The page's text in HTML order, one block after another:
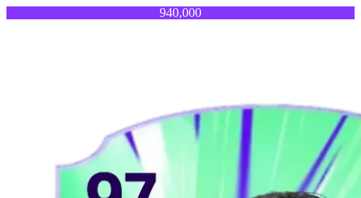
940,000